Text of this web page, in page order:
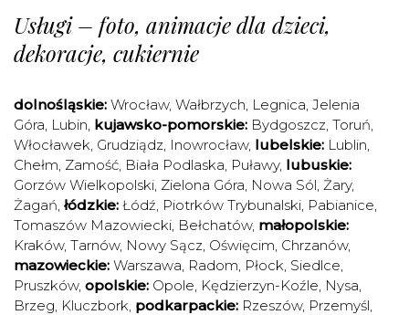
Usługi – foto, animacje dla dzieci,
dekoracje, cukiernie
dolnośląskie: Wrocław, Wałbrzych, Legnica, Jelenia
Góra, Lubin, kujawsko-pomorskie: Bydgoszcz, Toruń,
Włocławek, Grudziądz, Inowrocław, lubelskie: Lublin,
Chełm, Zamość, Biała Podlaska, Puławy, lubuskie:
Gorzów Wielkopolski, Zielona Góra, Nowa Sól, Żary,
Żagań, łódzkie: Łódź, Piotrków Trybunalski, Pabianice,
Tomaszów Mazowiecki, Bełchatów, małopolskie:
Kraków, Tarnów, Nowy Sącz, Oświęcim, Chrzanów,
mazowieckie: Warszawa, Radom, Płock, Siedlce,
Pruszków, opolskie: Opole, Kędzierzyn-Koźle, Nysa,
Brzeg, Kluczbork, podkarpackie: Rzeszów, Przemyśl,